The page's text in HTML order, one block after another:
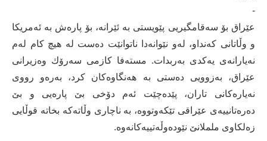
-
عێراق بۆ سه‌قامگیریى پێویستى به‌ ئێرانه‌، بۆ پاره‌ش به‌ ئه‌مریكا
و وڵاتانى کەنداو، له‌و نێوانه‌دا ناتوانێت ده‌ست له‌ هیچ كام له‌م
نه‌یارانه‌ى یه‌كدى به‌ربدات. مسته‌فا كازمى سه‌رۆك وه‌زیرانى
عێراق، به‌زوویى ده‌ستى به‌ هه‌نگاوه‌كان كرد، به‌ره‌و رووى
نه‌یاره‌كانى تاران، پێده‌چێت ئه‌م دۆخی بێ پاره‌یى و بێ
ده‌ره‌تانییه‌ى عێراقى تێكه‌وتووه‌، به‌ ناچارى وڵاته‌كه‌ بخاته‌ قوڵایى
زه‌لكاوى ململانێ نێوده‌وڵه‌تییه‌كانه‌وه‌.